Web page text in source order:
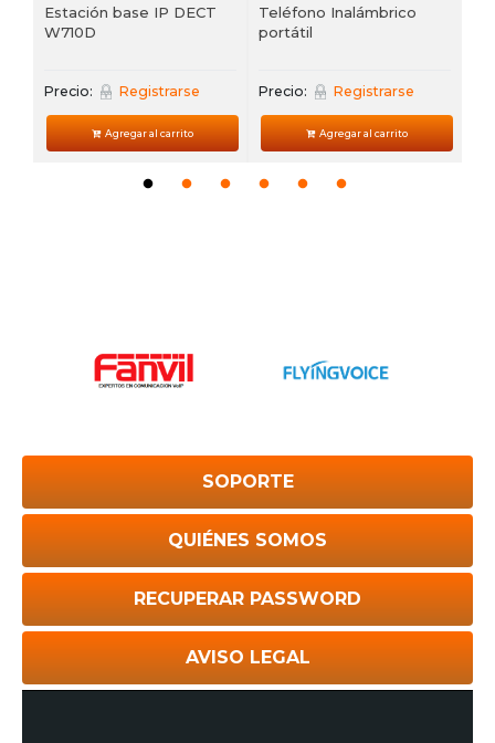
Estación base IP DECT
W710D
Precio: Registrarse
Agregar al carrito
Teléfono Inalámbrico
portátil
Precio: Registrarse
Agregar al carrito
SOPORTE
QUIÉNES SOMOS
RECUPERAR PASSWORD
AVISO LEGAL